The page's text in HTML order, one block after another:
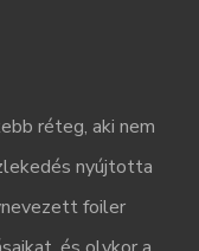
réteg, aki nem
nyújtotta
foiler